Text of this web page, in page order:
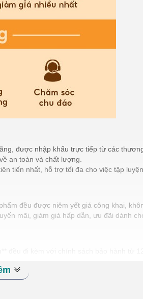
được nhập khẩu trực tiếp từ các
an toàn và chất lượng.
tiến nhất, hỗ trợ tối đa cho việc tập
đều được niêm yết giá công khai,
mãi, giảm giá hấp dẫn, ưu đãi dành
được sản phẩm hoàn hảo nhất.
phẩm luôn vận hành ổn định và hiệu